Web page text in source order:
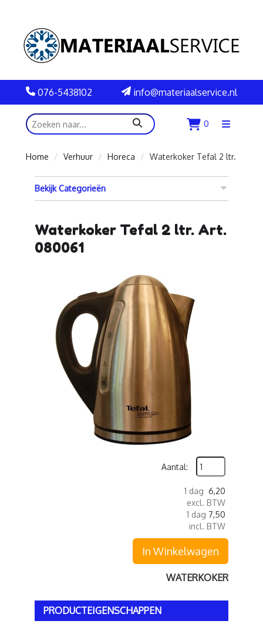
076-5438102 info@materiaalservice.nl
zoeken 0
Menu
Home
Verhuur Horeca Waterkoker Tefal 2 ltr.
Bekijk Categorieën
Waterkoker Tefal 2 ltr. Art.
080061
Aantal:
1 dag 6,20
excl. BTW
1 dag 7,50
incl. BTW
In Winkelwagen
WATERKOKER
PRODUCTEIGENSCHAPPEN